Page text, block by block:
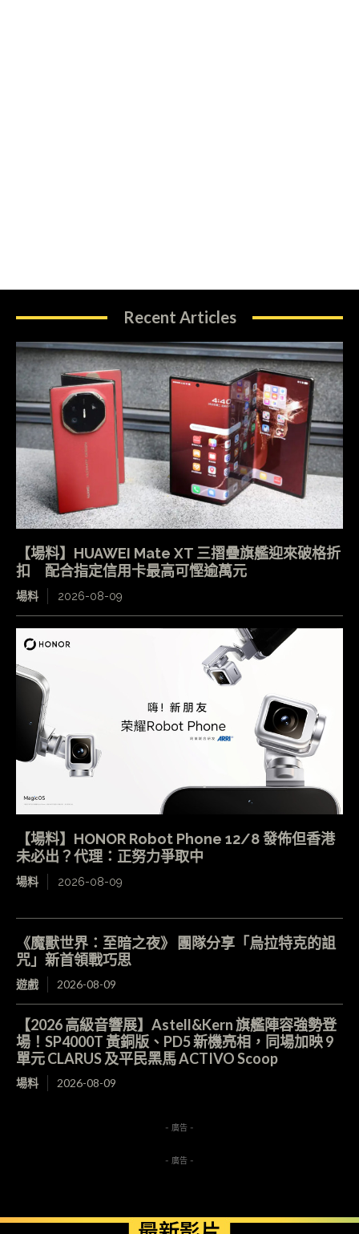
Recent Articles
【場料】HUAWEI Mate XT 三摺疊旗艦迎來破格折
扣 配合指定信用卡最高可慳逾萬元
場料 2026-08-09
【場料】HONOR Robot Phone 12/8 發佈但香港
未必出？代理：正努力爭取中
場料 2026-08-09
《魔獸世界：至暗之夜》 團隊分享「烏拉特克的詛
咒」新首領戰巧思
遊戲 2026-08-09
【2026 高級音響展】Astell&Kern 旗艦陣容強勢登
場！SP4000T 黃銅版、PD5 新機亮相，同場加映 9
單元 CLARUS 及平民黑馬 ACTIVO Scoop
場料 2026-08-09
- 廣告 -
- 廣告 -